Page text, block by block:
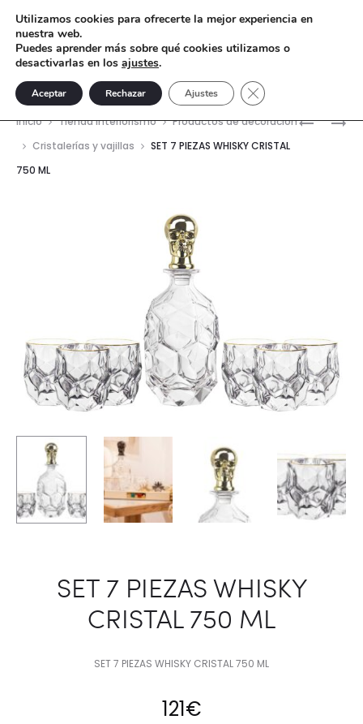
SET
SET
Inicio Tienda interiorismo
Productos de decoración
Cristalerías y vajillas
SET 7 PIEZAS WHISKY CRISTAL
750 ML
SET 7 PIEZAS WHISKY
CRISTAL 750 ML
SET 7 PIEZAS WHISKY CRISTAL 750 ML
121€
Utilizamos cookies para ofrecerte la mejor experiencia en
nuestra web.
Puedes aprender más sobre qué cookies utilizamos o
desactivarlas en los ajustes.
Aceptar Rechazar Ajustes Cerrar el banner de